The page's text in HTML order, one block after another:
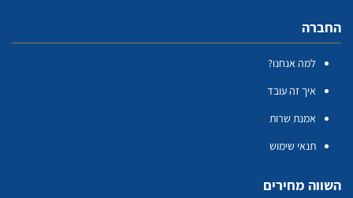
החברה
למה אנחנו?
איך זה עובד
אמנת שרות
תנאי שימוש
השווה מחירים